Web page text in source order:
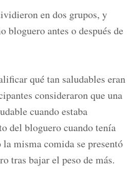
en dos grupos, y
bloguero antes o después de
qué tan saludables eran
consideraron que una
cuando estaba
del bloguero cuando tenía
la misma comida se presentó
tras bajar el peso de más.